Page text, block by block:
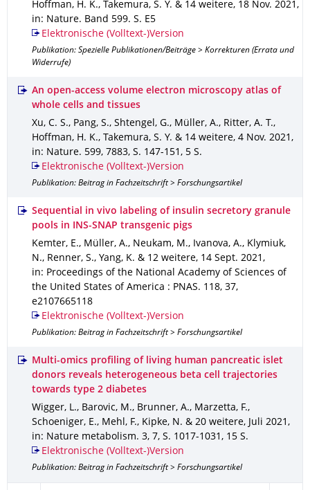
Hoffman, H. K., Takemura, S. Y. & 14 weitere, 18 Nov. 2021 ,
in: Nature. Band 599. S. E5
Elektronische (Volltext-)Version
Publikation: Spezielle Publikationen/Beiträge > Korrekturen (Errata und
Widerrufe)
An open-access volume electron microscopy atlas of
whole cells and tissues
Xu, C. S., Pang, S., Shtengel, G., Müller, A., Ritter, A. T.,
Hoffman, H. K., Takemura, S. Y. & 14 weitere, 4 Nov. 2021 ,
in: Nature. 599, 7883, S. 147-151 , 5 S.
Elektronische (Volltext-)Version
Publikation: Beitrag in Fachzeitschrift > Forschungsartikel
Sequential in vivo labeling of insulin secretory granule
pools in INS-SNAP transgenic pigs
Kemter, E., Müller, A., Neukam, M., Ivanova, A., Klymiuk,
N., Renner, S., Yang, K. & 12 weitere, 14 Sept. 2021 ,
in: Proceedings of the National Academy of Sciences of
the United States of America : PNAS. 118, 37,
e2107665118
Elektronische (Volltext-)Version
Publikation: Beitrag in Fachzeitschrift > Forschungsartikel
Multi-omics profiling of living human pancreatic islet
donors reveals heterogeneous beta cell trajectories
towards type 2 diabetes
Wigger, L., Barovic, M., Brunner, A., Marzetta, F.,
Schoeniger, E., Mehl, F., Kipke, N. & 20 weitere, Juli 2021 ,
in: Nature metabolism. 3, 7, S. 1017-1031 , 15 S.
Elektronische (Volltext-)Version
Publikation: Beitrag in Fachzeitschrift > Forschungsartikel